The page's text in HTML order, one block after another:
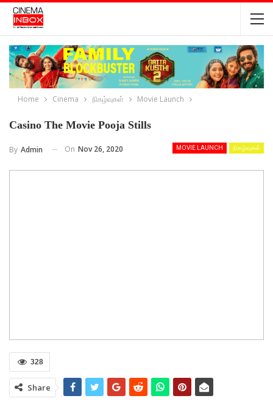
Home Cinema நிகழ்வுகள் Movie Launch
Casino The Movie Pooja Stills
MOVIE LAUNCH நிகழ்வுகள்
By Admin On Nov 26, 2020
328
Share